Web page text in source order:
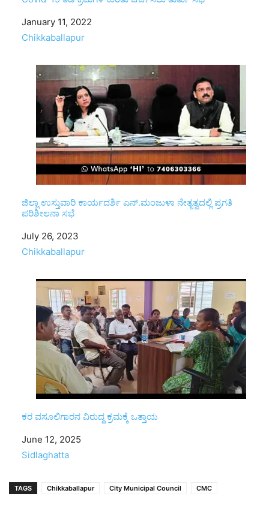
Date
January 11, 2022
In relation to
Chikkaballapur
ಜಿಲ್ಲಾ ಉಸ್ತುವಾರಿ ಕಾರ್ಯದರ್ಶಿ ಎನ್.ಮಂಜುಳಾ ನೇತೃತ್ವದಲ್ಲಿ ಪ್ರಗತಿ
ಪರಿಶೀಲನಾ ಸಭೆ
Date
July 26, 2023
In relation to
Chikkaballapur
ಕರ ವಸೂಲಿಗಾರನ ವಿರುದ್ದ ಕ್ರಮಕ್ಕೆ ಒತ್ತಾಯ
Date
June 12, 2025
In relation to
Sidlaghatta
TAGS Chikkaballapur City Municipal Council CMC